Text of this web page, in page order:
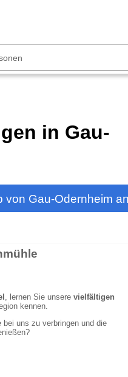
in Gau-
von Gau-Odernheim an
, lernen Sie unsere vielfältigen
kennen.
uns zu verbringen und die